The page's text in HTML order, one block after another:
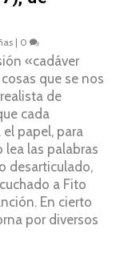
| 0
«cadáver
que se nos
de
cada
papel, para
las palabras
desarticulado,
a Fito
En cierto
por diversos